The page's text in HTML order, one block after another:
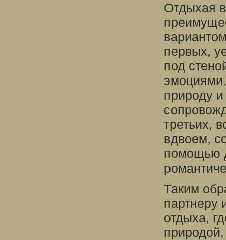
Отдыхая
первых,
под
природу
третьих,
вдвоем,
помощью
Таким
партнеру
отдыха,